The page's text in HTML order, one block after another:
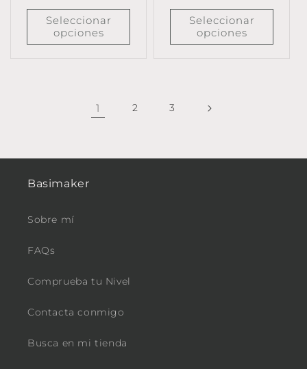
Seleccionar
opciones
habitual
Seleccionar
opciones
1 2 3
Basimaker
Sobre mí
FAQs
Comprueba tu Nivel
Contacta conmigo
Busca en mi tienda